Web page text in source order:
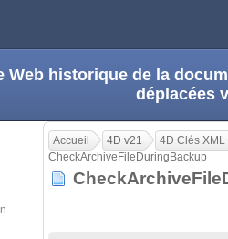
Web historique de la
déplacées
Accueil 4D v21
4D Clés XML
CheckArchiveFileDuringBackup